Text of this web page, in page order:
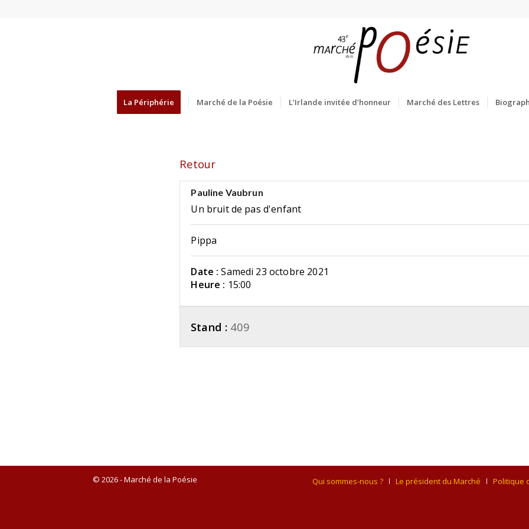
La Périphérie Marché de la Poésie L’Irlande invitée d’honneur Marché des Lettres
Retour
Pauline Vaubrun
Un bruit de pas d'enfant
Pippa
Date : Samedi 23 octobre 2021
Heure : 15:00
Stand : 409
© 2026 - Marché de la Poésie Qui sommes-nous ? Le président du Marché Politique